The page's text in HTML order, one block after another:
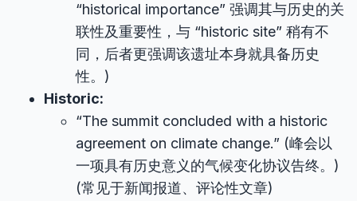
“historical importance” 强调其与历史的关
联性及重要性，与 “historic site” 稍有不
同，后者更强调该遗址本身就具备历史
性。)
Historic:
“The summit concluded with a historic
agreement on climate change.” (峰会以
一项具有历史意义的气候变化协议告终。)
(常见于新闻报道、评论性文章)